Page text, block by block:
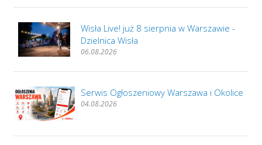
Wisła Live! już 8 sierpnia w Warszawie -
Dzielnica Wisła
06.08.2026
Serwis Ogłoszeniowy Warszawa i Okolice
04.08.2026